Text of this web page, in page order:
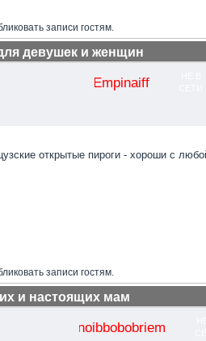
записи гостям.
девушек и женщин
Empinaiff
открытые пироги - хороши с
записи гостям.
и настоящих мам
noibbobobriem